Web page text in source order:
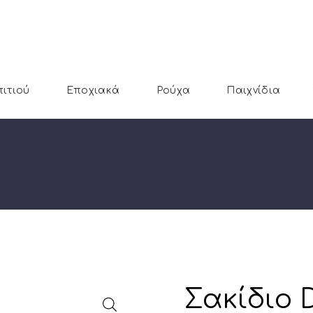
Εποχιακά Ρούχα Παιχνίδια
Σακίδιο